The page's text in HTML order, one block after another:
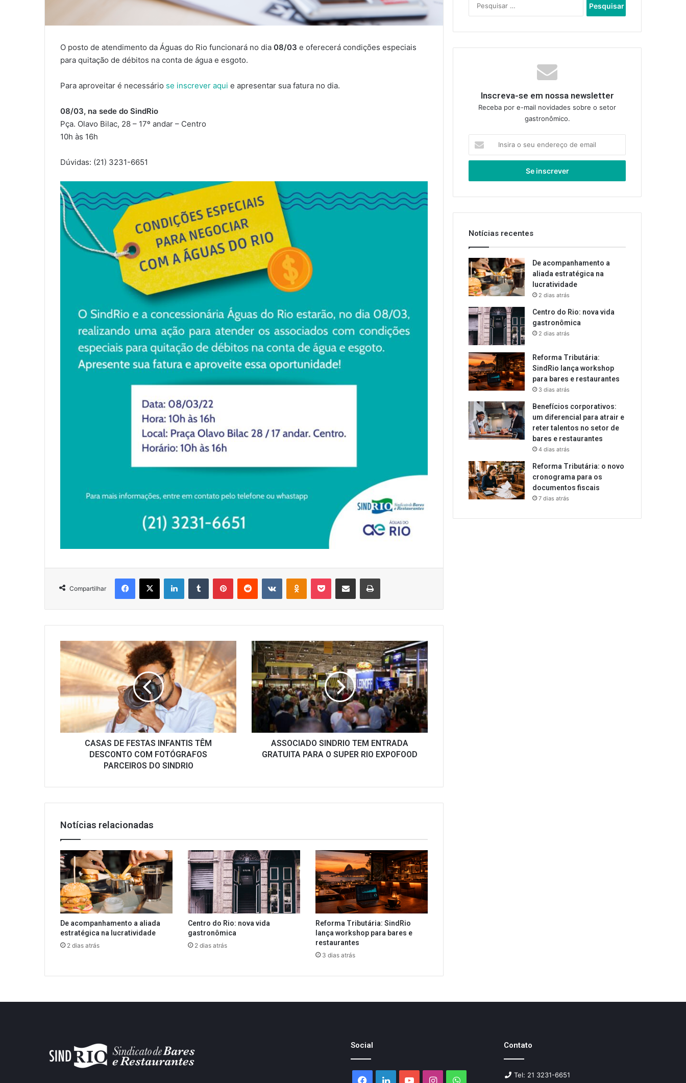
O posto de atendimento da Águas do Rio funcionará no dia 08/03 e oferecerá condições especiais
para quitação de débitos na conta de água e esgoto.
Para aproveitar é necessário se inscrever aqui e apresentar sua fatura no dia.
08/03, na sede do SindRio
Pça. Olavo Bilac, 28 – 17º andar – Centro
10h às 16h
Dúvidas: (21) 3231-6651
Compartilhar
Facebook
X LinkedinTumblr PinterestReddit VK OK Pocket Compartilhar via e-mail Imprimir
CASAS
DE
FESTAS
INFANTIS
TÊM
DESCONTO
COM
FOTÓGRAFOS
PARCEIROS
CASAS DE FESTAS INFANTIS TÊM
DESCONTO COM FOTÓGRAFOS
PARCEIROS DO SINDRIO
ASSOCIADO
SINDRIO
TEM
ENTRADA
GRATUITA
PARA
RIO
EXPOFOODASSOCIADO SINDRIO TEM ENTRADA
GRATUITA PARA O SUPER RIO EXPOFOOD
Notícias relacionadas
De acompanhamento a aliada
estratégica na lucratividade
2 dias atrás
Centro do Rio: nova vida
gastronômica
2 dias atrás
Reforma Tributária: SindRio
lança workshop para bares e
restaurantes
3 dias atrás
por:
Inscreva-se em nossa newsletter
Receba por e-mail novidades sobre o setor
gastronômico.
seu
de
Notícias recentes
De acompanhamento a
aliada estratégica na
lucratividade
2 dias atrás
Centro do Rio: nova vida
gastronômica
2 dias atrás
Reforma Tributária:
SindRio lança workshop
para bares e restaurantes
3 dias atrás
Benefícios corporativos:
um diferencial para atrair e
reter talentos no setor de
bares e restaurantes
4 dias atrás
Reforma Tributária: o novo
cronograma para os
documentos fiscais
7 dias atrás
Social
Facebook
LinkedinYouTubeInstagramWhatsApp
Contato
Tel: 21 3231-6651